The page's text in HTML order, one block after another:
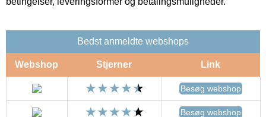
Bedst anmeldte webshops
Webshop Stjerner Link
Besøg webshop
Besøg webshop